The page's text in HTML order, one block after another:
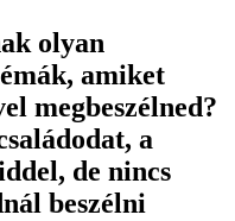
olyan
amiket
megbeszélned?
a
de nincs
beszélni